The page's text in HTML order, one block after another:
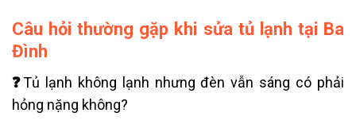
Câu hỏi thường gặp khi sửa tủ lạnh tại Ba
Đình
❓Tủ lạnh không lạnh nhưng đèn vẫn sáng có phải
hỏng nặng không?